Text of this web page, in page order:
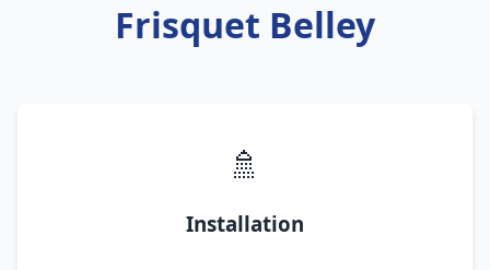
Frisquet Belley
🚿
Installation